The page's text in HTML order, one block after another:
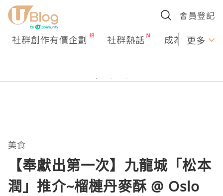
會員登記
社群創作有價企劃 社群熱話 成為U更多
美食
【奉獻出第一次】九龍城「松本
潤」推介~榴槤丹麥酥 @ Oslo